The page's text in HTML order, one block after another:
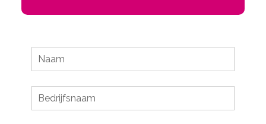
Leave
this
blank